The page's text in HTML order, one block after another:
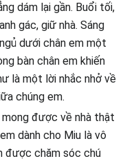
dám lại gần. Buổi tối,
gác, giữ nhà. Sáng
dưới chân em một
bàn chân em khiến
là một lời nhắc nhở về
chúng em.
mong được về nhà thật
dành cho Miu là vô
được chăm sóc chú